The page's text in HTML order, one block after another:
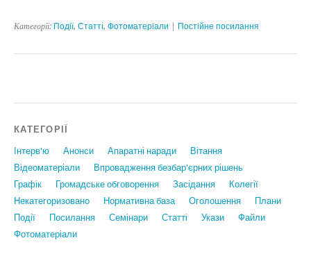
Категорії: Події, Статтi, Фотоматеріали Постійне посилання
КАТЕГОРІЇ
Інтерв'ю Анонси Апаратні наради
Вiтання
Відеоматеріали
Впровадження безбар'єрних рішень
Графiк
Громадське обговорення Засідання
Колегії
Некатегоризовано
Нормативна база Оголошення
Плани
Події
Посилання Семінари Статтi Укази
Файли
Фотоматеріали